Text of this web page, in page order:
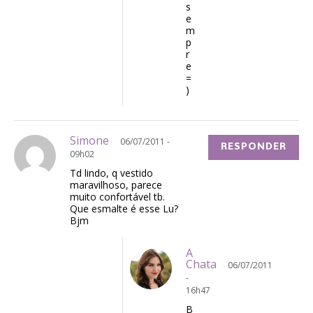
s
e
m
p
r
e
=
)
Simone
06/07/2011 -
09h02
Td lindo, q vestido
maravilhoso, parece
muito confortável tb.
Que esmalte é esse Lu?
Bjm
RESPONDER
A
Chata
06/07/2011
-
16h47
B